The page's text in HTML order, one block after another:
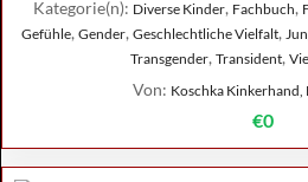
Kategorie(n): Diverse Kinder, Fachbuch,
Gefühle, Gender, Geschlechtliche Vielfalt,
Transgender, Transident,
Von: Koschka Kinkerhand,
€0